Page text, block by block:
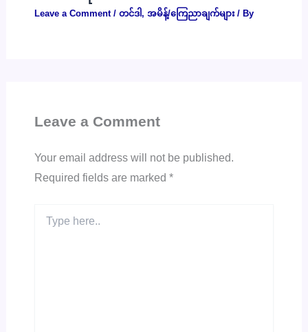
Leave a Comment / တင်ဒါ , အမိန့်/ကြေညာချက်များ/ By
Leave a Comment
Your email address will not be published.
Required fields are marked *
here..